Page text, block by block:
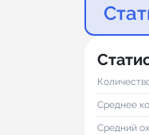
Среднее
Средний